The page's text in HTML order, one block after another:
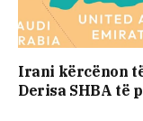
Irani kërcënon
Derisa SHBA të